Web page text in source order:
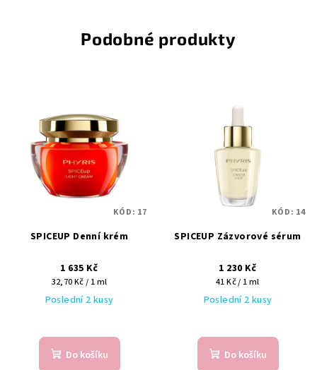
Podobné produkty
SPICEUP Denní krém
1 635 Kč
Měrná
cena:
32,70 Kč / 1 ml
Poslední 2 kusy
Do košíku
KÓD: 17
SPICEUP Zázvorové sérum
1 230 Kč
Měrná
cena:
41 Kč / 1 ml
Poslední 2 kusy
Do košíku
KÓD: 14